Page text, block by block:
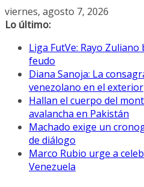
Saltar
al
viernes, agosto 7, 2026
Lo último:
Liga FutVe: Rayo
feudo
Diana Sanoja: La
venezolano en el exterior
Hallan el cuerpo del
avalancha en Pakistán
Machado exige un
de diálogo
Marco Rubio urge a
Venezuela